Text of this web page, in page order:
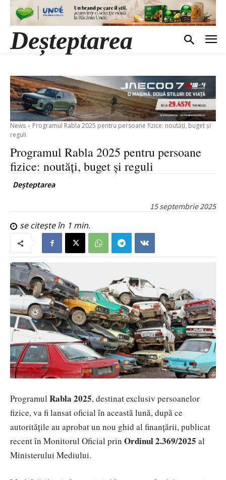
Deșteptarea
News
Programul Rabla 2025 pentru persoane fizice: noutăți, buget și
reguli
Programul Rabla 2025 pentru persoane
fizice: noutăți, buget și reguli
Deșteptarea
15 septembrie 2025
se citește în 1 min.
Programul Rabla 2025, destinat exclusiv persoanelor
fizice, va fi lansat oficial în această lună, după ce
autoritățile au aprobat un nou ghid al finanțării, publicat
recent în Monitorul Oficial prin Ordinul 2.369/2025 al
Ministerului Mediului.